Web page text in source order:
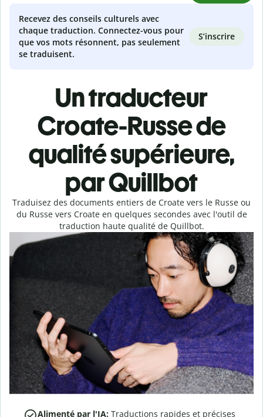
Recevez des conseils culturels avec
chaque traduction. Connectez-vous pour
que vos mots résonnent, pas seulement
se traduisent.
S’inscrire
Un traducteur
Croate-Russe de
qualité supérieure,
par Quillbot
Traduisez des documents entiers de Croate vers le Russe ou
du Russe vers Croate en quelques secondes avec l'outil de
traduction haute qualité de Quillbot.
Alimenté par l'IA: Traductions rapides et précises